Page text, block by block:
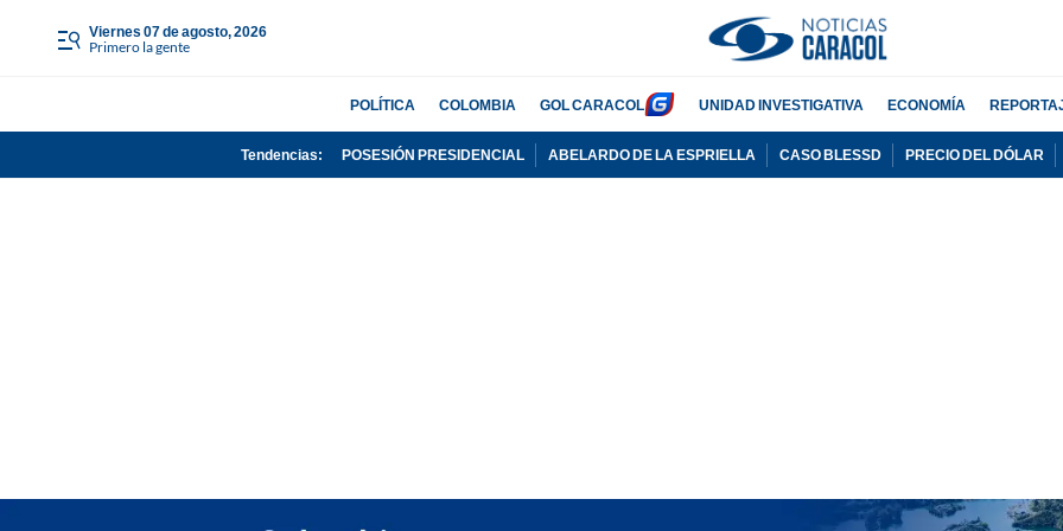
viernes 07 de agosto, 2026
Primero la gente
POLÍTICA COLOMBIA GOL CARACOL UNIDAD INVESTIGATIVA ECONOMÍA
Tendencias: POSESIÓN PRESIDENCIAL ABELARDO DE LA ESPRIELLA CASO BLESSD PRECIO DEL DÓLAR